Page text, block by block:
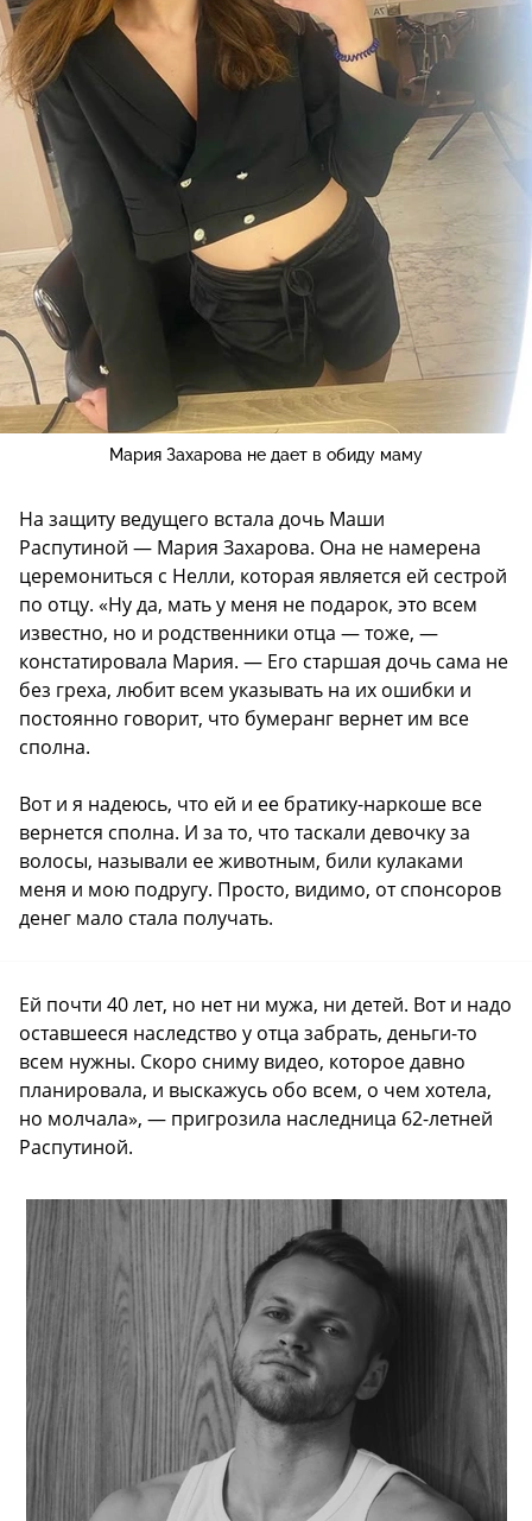
Мария Захарова не дает в обиду маму
На защиту ведущего встала дочь Маши
Распутиной — Мария Захарова. Она не намерена
церемониться с Нелли, которая является ей сестрой
по отцу. «Ну да, мать у меня не подарок, это всем
известно, но и родственники отца — тоже, —
констатировала Мария. — Его старшая дочь сама не
без греха, любит всем указывать на их ошибки и
постоянно говорит, что бумеранг вернет им все
сполна.
Вот и я надеюсь, что ей и ее братику-наркоше все
вернется сполна. И за то, что таскали девочку за
волосы, называли ее животным, били кулаками
меня и мою подругу. Просто, видимо, от спонсоров
денег мало стала получать.
Ей почти 40 лет, но нет ни мужа, ни детей. Вот и надо
оставшееся наследство у отца забрать, деньги-то
всем нужны. Скоро сниму видео, которое давно
планировала, и выскажусь обо всем, о чем хотела,
но молчала», — пригрозила наследница 62-летней
Распутиной.